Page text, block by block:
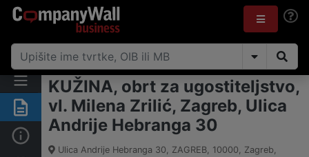
Sažetak
Osnovne informacije
KUŽINA, obrt za ugostiteljstvo,
vl. Milena Zrilić, Zagreb, Ulica
Andrije Hebranga 30
Ulica Andrije Hebranga 30, ZAGREB, 10000, Zagreb,